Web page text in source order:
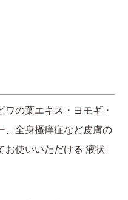
の葉エキス・ヨモギ・
、全身掻痒症など皮膚の
お使いいただける 液状